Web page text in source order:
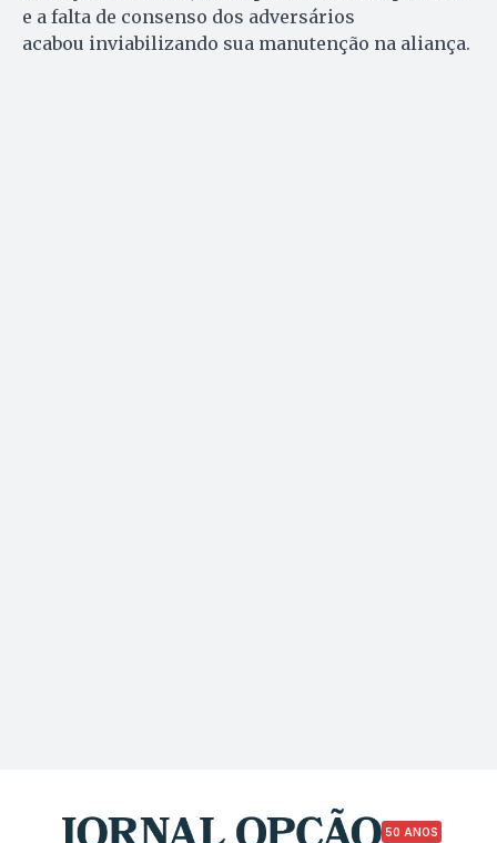
e a falta de consenso dos adversários
acabou inviabilizando sua manutenção na aliança.
50 ANOS